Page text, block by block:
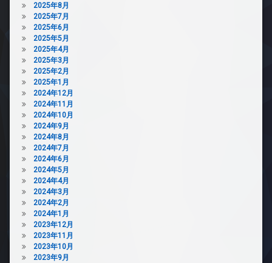
2025年8月
2025年7月
2025年6月
2025年5月
2025年4月
2025年3月
2025年2月
2025年1月
2024年12月
2024年11月
2024年10月
2024年9月
2024年8月
2024年7月
2024年6月
2024年5月
2024年4月
2024年3月
2024年2月
2024年1月
2023年12月
2023年11月
2023年10月
2023年9月